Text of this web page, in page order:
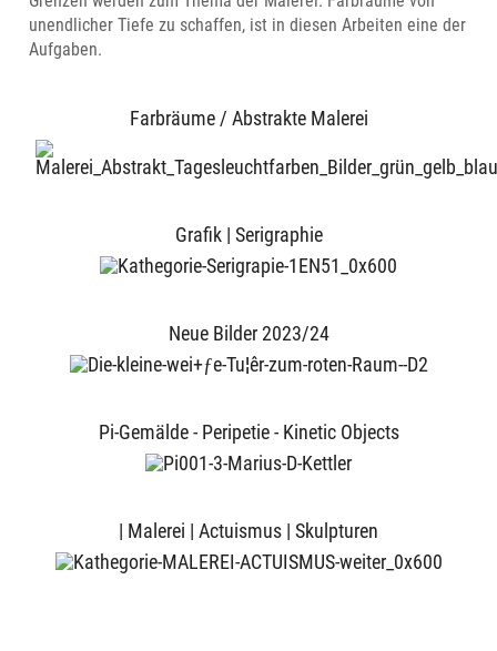
unendlicher Tiefe zu schaffen, ist in diesen Arbeiten eine der
Aufgaben.
Farbräume / Abstrakte Malerei
Grafik | Serigraphie
Neue Bilder 2023/24
Pi-Gemälde - Peripetie - Kinetic Objects
| Malerei | Actuismus | Skulpturen